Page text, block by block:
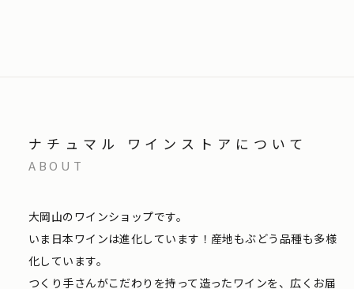
ナチュマル ワインストアについて
ABOUT
大岡山のワインショップです。
いま日本ワインは進化しています！産地もぶどう品種も多様
化しています。
つくり手さんがこだわりを持って造ったワインを、広くお届